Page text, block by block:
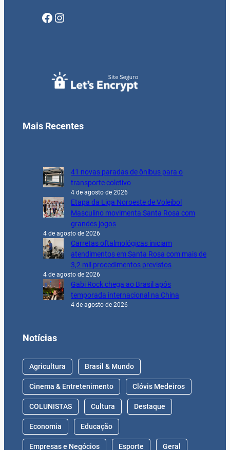
Facebook Instagram
Mais Recentes
41 novas paradas de ônibus para o
transporte coletivo
4 de agosto de 2026
Etapa da Liga Noroeste de Voleibol
Masculino movimenta Santa Rosa com
grandes jogos
4 de agosto de 2026
Carretas oftalmológicas iniciam
atendimentos em Santa Rosa com mais de
3,2 mil procedimentos previstos
4 de agosto de 2026
Gabi Rock chega ao Brasil após
temporada internacional na China
4 de agosto de 2026
Notícias
Agricultura Brasil & Mundo
Cinema & Entretenimento Clóvis Medeiros
COLUNISTAS Cultura Destaque
Economia Educação
Empresas e Negócios Esporte Geral